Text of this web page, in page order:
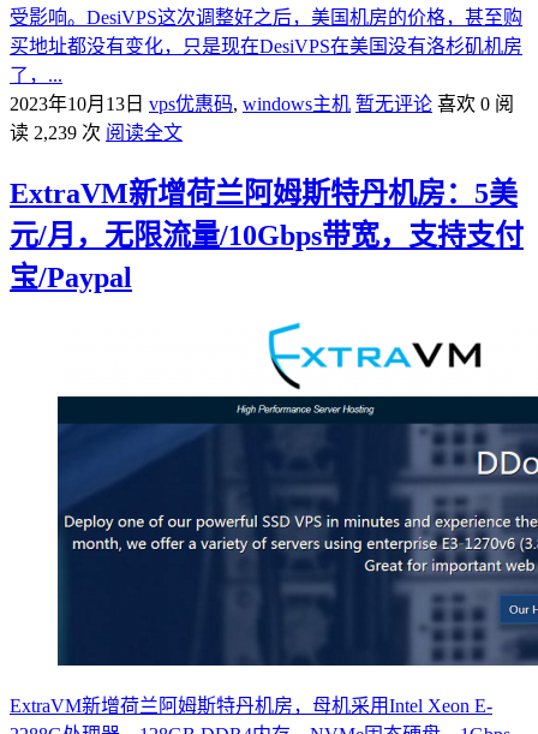
受影响。DesiVPS这次调整好之后，美国机房的价格，甚至购
买地址都没有变化，只是现在DesiVPS在美国没有洛杉矶机房
了，...
2023年10月13日 vps优惠码, windows主机 暂无评论 喜欢 0 阅
读 2,239 次 阅读全文
ExtraVM新增荷兰阿姆斯特丹机房：5美
元/月，无限流量/10Gbps带宽，支持支付
宝/Paypal
ExtraVM新增荷兰阿姆斯特丹机房，母机采用Intel Xeon E-